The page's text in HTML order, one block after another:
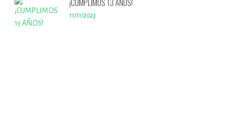
¡CUMPLIMOS 13 AÑOS!
11/11/2023